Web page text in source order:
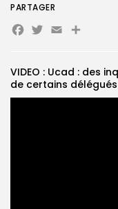
VIDEO : Ucad : des
de certains délégués
PARTAGER
Facebook
Twitter
Email